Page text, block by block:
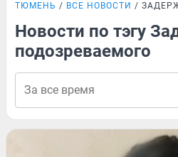
ТЮМЕНЬ ВСЕ НОВОСТИ
Новости по тэгу
подозреваемого